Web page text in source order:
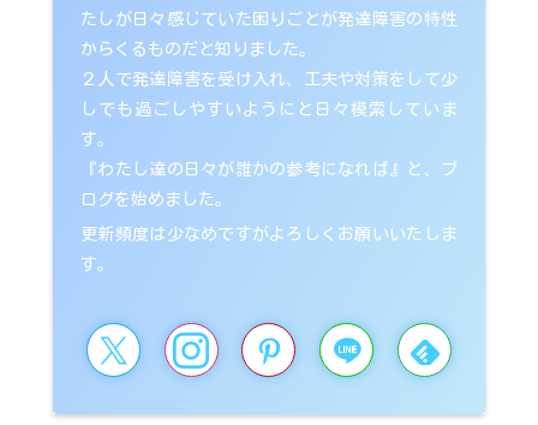
たしが日々感じていた困りごとが発達障害の特性
からくるものだと知りました。
２人で発達障害を受け入れ、工夫や対策をして少
しでも過ごしやすいようにと日々模索していま
す。
『わたし達の日々が誰かの参考になれば』と、ブ
ログを始めました。
更新頻度は少なめですがよろしくお願いいたしま
す。